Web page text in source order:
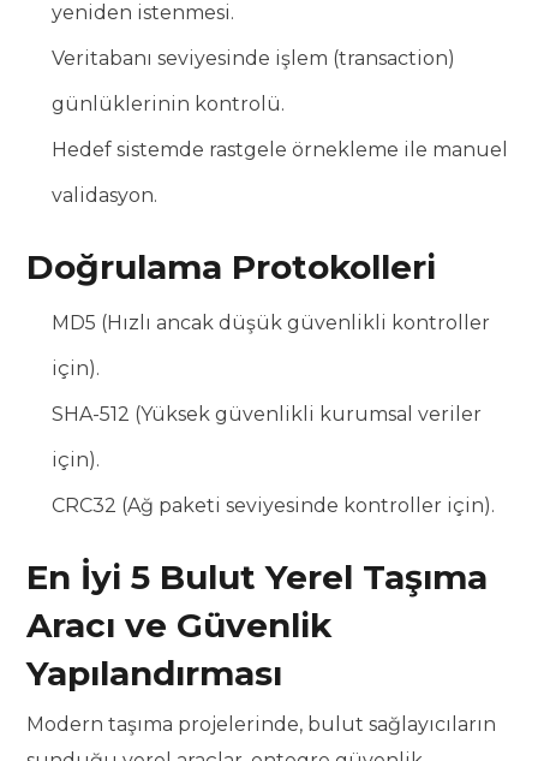
yeniden istenmesi.
Veritabanı seviyesinde işlem (transaction)
günlüklerinin kontrolü.
Hedef sistemde rastgele örnekleme ile manuel
validasyon.
Doğrulama Protokolleri
MD5 (Hızlı ancak düşük güvenlikli kontroller
için).
SHA-512 (Yüksek güvenlikli kurumsal veriler
için).
CRC32 (Ağ paketi seviyesinde kontroller için).
En İyi 5 Bulut Yerel Taşıma
Aracı ve Güvenlik
Yapılandırması
Modern taşıma projelerinde, bulut sağlayıcıların